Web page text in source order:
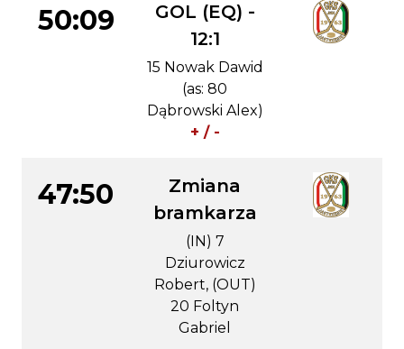
50:09
GOL (EQ) -
12:1
15 Nowak Dawid
(as: 80
Dąbrowski Alex)
+ / -
47:50
Zmiana
bramkarza
(IN) 7
Dziurowicz
Robert, (OUT)
20 Foltyn
Gabriel